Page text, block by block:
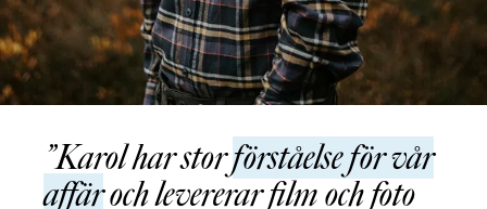
Karol har storförståelse för vår
affäroch levererar film och foto